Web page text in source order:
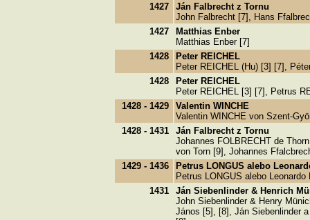
1427
Ján Falbrecht z Tornu
John Falbrecht [7], Hans
1427
Matthias Enber
Matthias Enber [7]
1428
Peter REICHEL
Peter REICHEL (Hu) [3] [7],
1428
Peter REICHEL
Peter REICHEL [3] [7], Petrus
1428 - 1429
Valentin WINCHE
Valentin WINCHE von Szent-
1428 - 1431
Ján Falbrecht z Tornu
Johannes FOLBRECHT de
von Torn [9], Johannes
1429 - 1436
Petrus LONGUS alebo
Petrus LONGUS alebo Leonardo
1431
Ján Siebenlinder & Henrich
John Siebenlinder & Henry
János [5], [8], Ján Siebenlinder